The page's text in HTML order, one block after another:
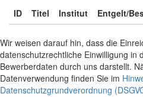
ID Titel Institut Entgelt/
Wir weisen darauf hin, dass die
datenschutzrechtliche Einwilligung in
Bewerberdaten durch uns darstellt.
Datenverwendung finden Sie im
Datenschutzgrundverordnung